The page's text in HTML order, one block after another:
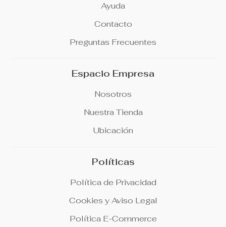
Ayuda
Contacto
Preguntas Frecuentes
Espacio Empresa
Nosotros
Nuestra Tienda
Ubicación
Políticas
Política de Privacidad
Cookies y Aviso Legal
Política E-Commerce